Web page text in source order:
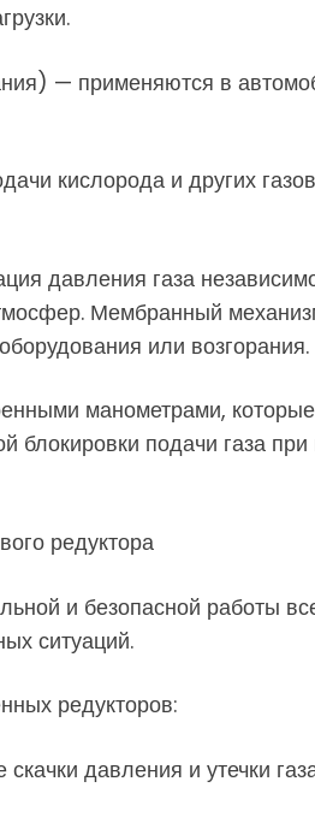
— применяются в
кислорода и других
давления газа
Мембранный
или возгорания.
манометрами,
подачи газа
редуктора
и безопасной работы
ситуаций.
редукторов:
давления и утечки